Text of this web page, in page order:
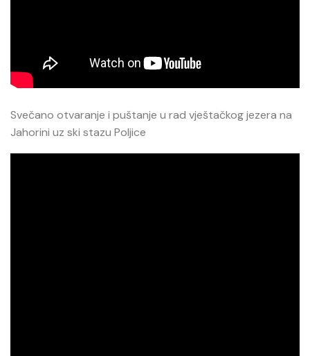
Svečano otvaranje i puštanje u rad vještačkog jezera na
Jahorini uz ski stazu Poljice